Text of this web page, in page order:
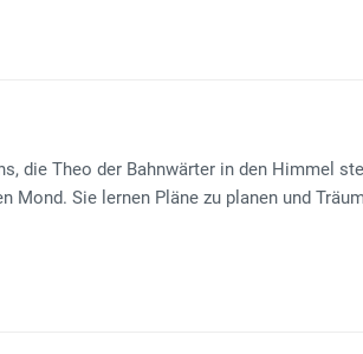
die Theo der Bahnwärter in den Himmel
Sie lernen Pläne zu planen und